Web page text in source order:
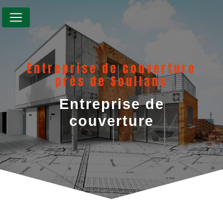
Entreprise de couverture
près de Soullans
Entreprise de
couverture
Panneau de gestion des cookies